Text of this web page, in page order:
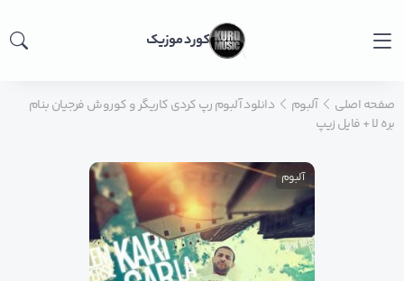
کورد موزیک
صفحه اصلی آلبوم
دانلود آلبوم رپ کردی کاریگر و کوروش فرجیان بنام
بره لا + فایل زیپ
آلبوم